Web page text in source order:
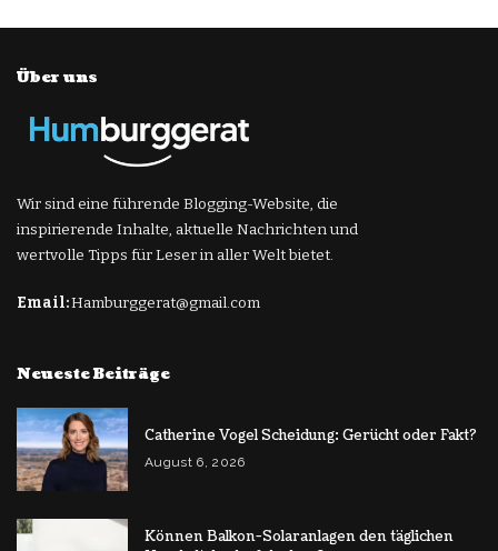
Über uns
Wir sind eine führende Blogging-Website, die
inspirierende Inhalte, aktuelle Nachrichten und
wertvolle Tipps für Leser in aller Welt bietet.
Email:Hamburggerat@gmail.com
Neueste Beiträge
Catherine Vogel Scheidung: Gerücht oder Fakt?
August 6, 2026
Können Balkon-Solaranlagen den täglichen